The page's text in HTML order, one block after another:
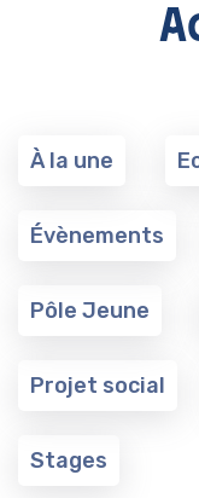
À la une
Évènements
Pôle Jeune
Projet social
Stages